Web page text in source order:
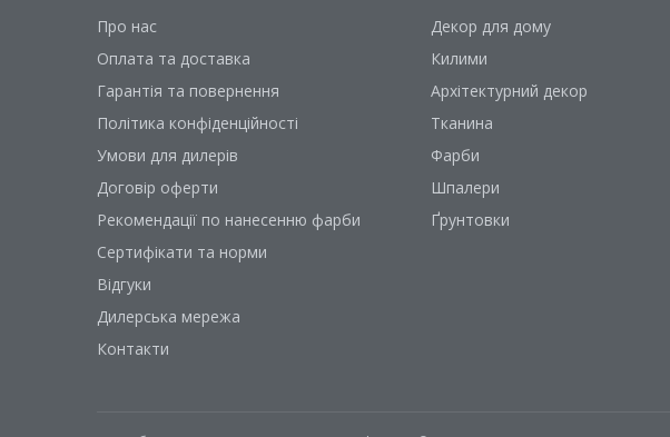
Про нас
Оплата та доставка
Гарантія та повернення
Політика конфіденційності
Умови для дилерів
Договір оферти
Рекомендації по нанесенню фарби
Сертифікати та норми
Відгуки
Дилерська мережа
Контакти
Декор для дому
Килими
Архітектурний декор
Тканина
Фарби
Шпалери
Ґрунтовки